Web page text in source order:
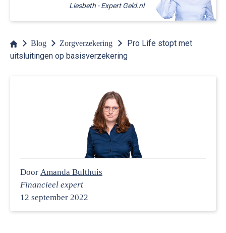
Blog Zorgverzekering
Pro Life stopt met
uitsluitingen op basisverzekering
Door Amanda Bulthuis
Financieel expert
12 september 2022